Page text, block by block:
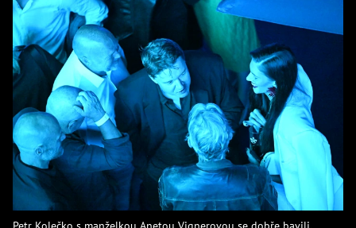
Petr Kolečko s manželkou Anetou Vignerovou se dobře bavili.